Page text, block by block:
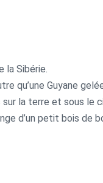
la Sibérie.
qu’une Guyane
la terre et sous le
d’un petit bois de